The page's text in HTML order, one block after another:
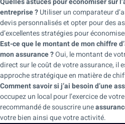
entreprise ?Utiliser un comparateur
devis personnalisés et opter pour des
d’excellentes stratégies pour
Est-ce que le montant de mon chiffre
mon assurance ?Oui, le montant de
direct sur le coût de votre assurance, il
approche stratégique en matière de
Comment savoir si j’ai besoin d’une
occupez un local pour l’exercice de
recommandé de souscrire une
votre bien ainsi que votre activité.